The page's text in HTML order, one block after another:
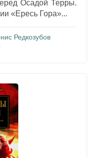
Осадой Терры.
«Ересь Гора»...
Редкозубов